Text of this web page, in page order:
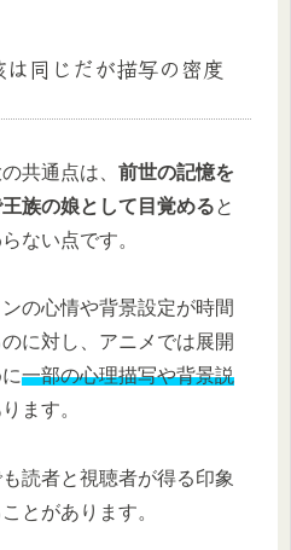
同じだが描写の密度
共通点は、 前世の記憶を
族の娘として目覚めると
ない点です。
の心情や背景設定が時間
に対し、アニメでは展開
一部の心理描写や背景説
ます。
読者と視聴者が得る印象
とがあります。